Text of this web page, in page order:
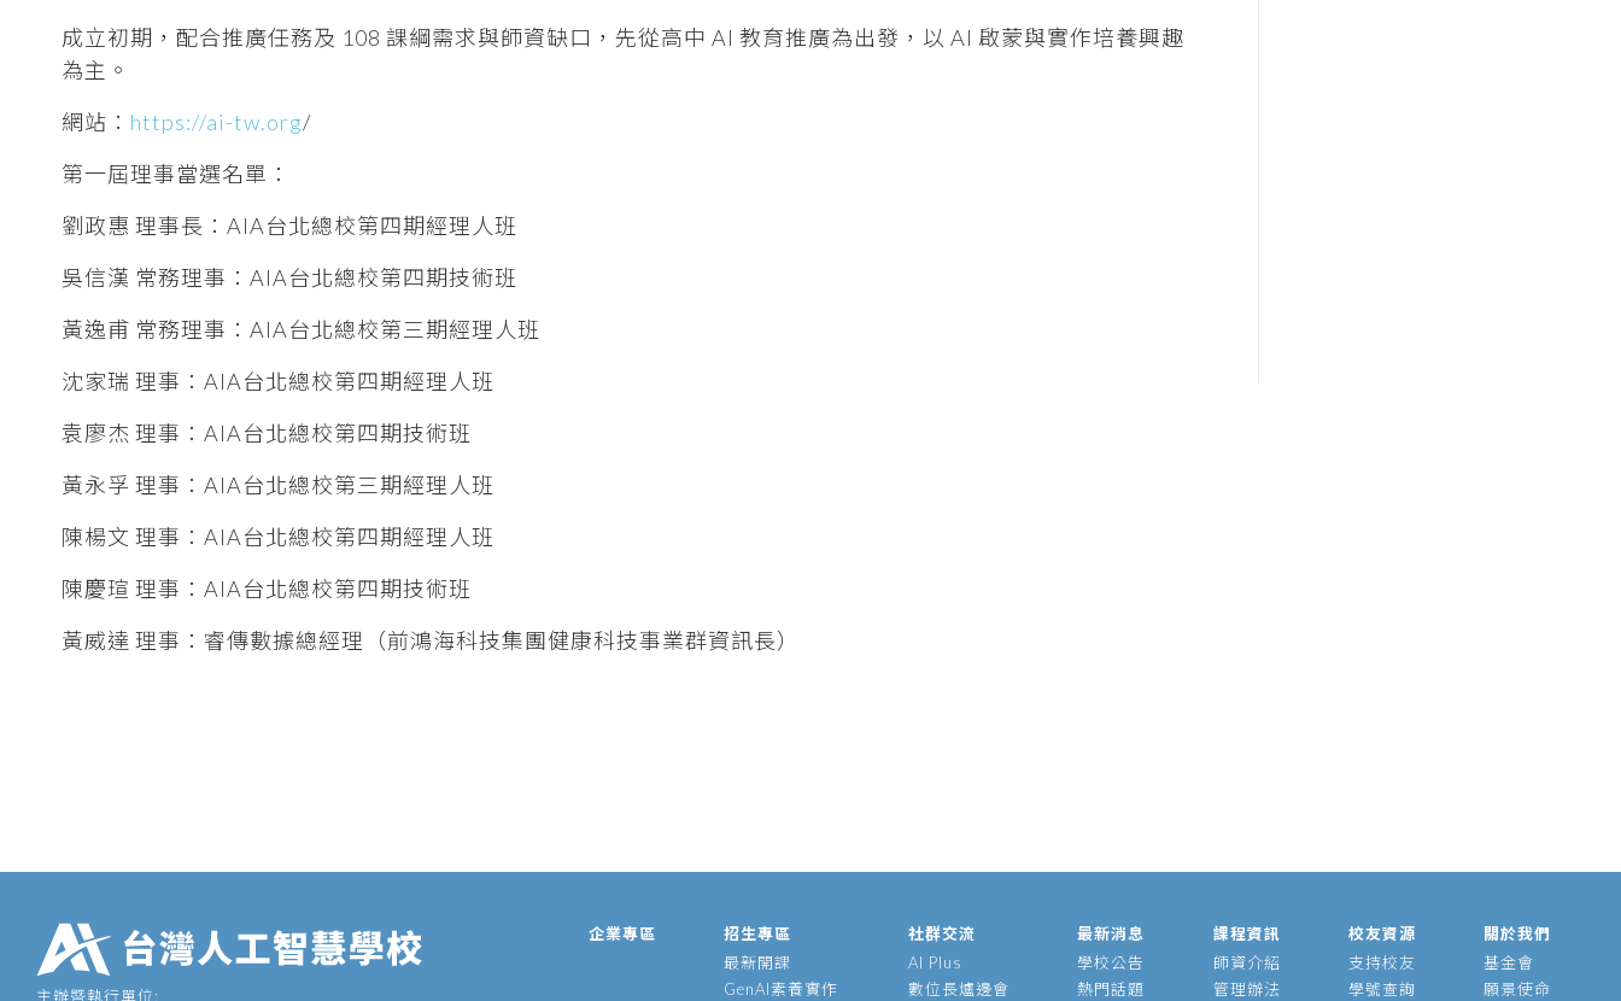
成立初期，配合推廣任務及 108 課綱需求與師資缺口，先從高中 AI 教育推廣為出發，以 AI 啟蒙與實作培養興趣
為主。
網站： https://ai-tw.org/
第一屆理事當選名單：
劉政惠 理事長：AIA台北總校第四期經理人班
吳信漢 常務理事：AIA台北總校第四期技術班
黃逸甫 常務理事：AIA台北總校第三期經理人班
沈家瑞 理事：AIA台北總校第四期經理人班
袁廖杰 理事：AIA台北總校第四期技術班
黃永孚 理事：AIA台北總校第三期經理人班
陳楊文 理事：AIA台北總校第四期經理人班
陳慶瑄 理事：AIA台北總校第四期技術班
黃威達 理事：睿傳數據總經理（前鴻海科技集團健康科技事業群資訊長）
主辦暨執行單位:
企業專區
招生專區
最新開課
GenAI素養實作
社群交流
AI Plus
數位長爐邊會
最新消息
學校公告
熱門話題
課程資訊
師資介紹
管理辦法
校友資源
支持校友
學號查詢
關於我們
基金會
願景使命